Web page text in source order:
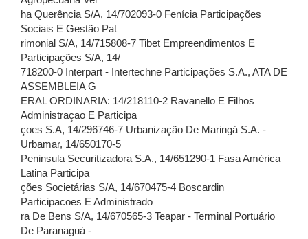
ha Querência S/A, 14/702093-0 Fenícia Participações
Sociais E Gestão Pat
rimonial S/A, 14/715808-7 Tibet Empreendimentos E
Participações S/A, 14/
718200-0 Interpart - Intertechne Participações S.A., ATA DE
ASSEMBLEIA G
ERAL ORDINARIA: 14/218110-2 Ravanello E Filhos
Administraçao E Participa
çoes S.A, 14/296746-7 Urbanização De Maringá S.A. -
Urbamar, 14/650170-5
Peninsula Securitizadora S.A., 14/651290-1 Fasa América
Latina Participa
ções Societárias S/A, 14/670475-4 Boscardin
Participacoes E Administrado
ra De Bens S/A, 14/670565-3 Teapar - Terminal Portuário
De Paranaguá -